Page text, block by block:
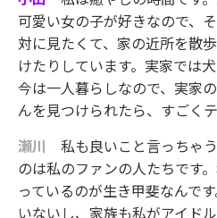
可愛い女の子が好きなので、
対に見たくて、家の近所を散
けたりしています。実家では
今は一人暮らしなので、実家
んを見つけられたら、すごく
瀬川 私も良いこと言っちゃ
のは私のファンの人たちです
っているのが生き甲斐なんで
いないし、家族も私がアイド